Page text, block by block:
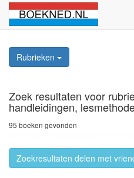
Rubrieken
Zoek resultaten voor
handleidingen,
95 boeken gevonden
Zoekresultaten delen met